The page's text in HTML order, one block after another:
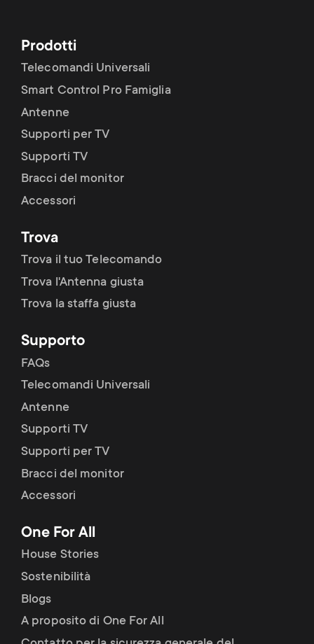
Prodotti
Telecomandi Universali
Smart Control Pro Famiglia
Antenne
Supporti per TV
Supporti TV
Bracci del monitor
Accessori
Trova
Trova il tuo Telecomando
Trova l'Antenna giusta
Trova la staffa giusta
Supporto
FAQs
Telecomandi Universali
Antenne
Supporti TV
Supporti per TV
Bracci del monitor
Accessori
One For All
House Stories
Sostenibilità
Blogs
A proposito di One For All